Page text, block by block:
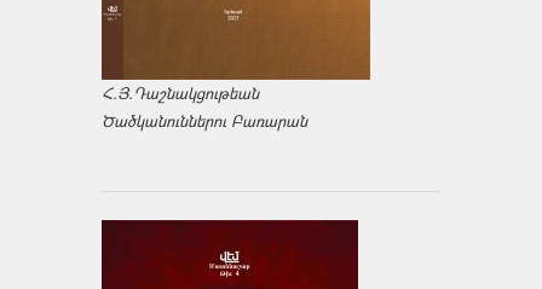
Հ.Յ.Դաշնակցութեան
Ծածկանուններու Բառարան